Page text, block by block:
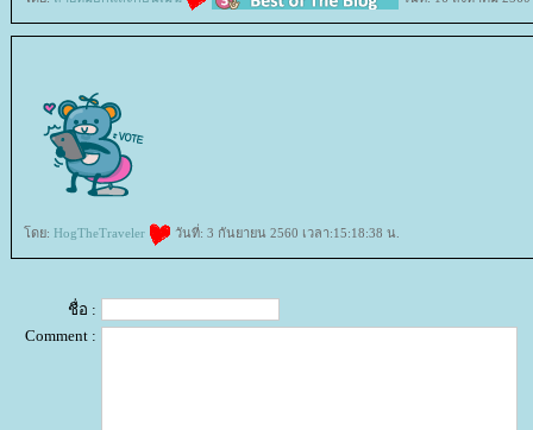
ดย: HogTheTraveler วันที่: 3 กันยายน 2560 เวลา:15:18:38 น.
ชื่อ :
Comment :